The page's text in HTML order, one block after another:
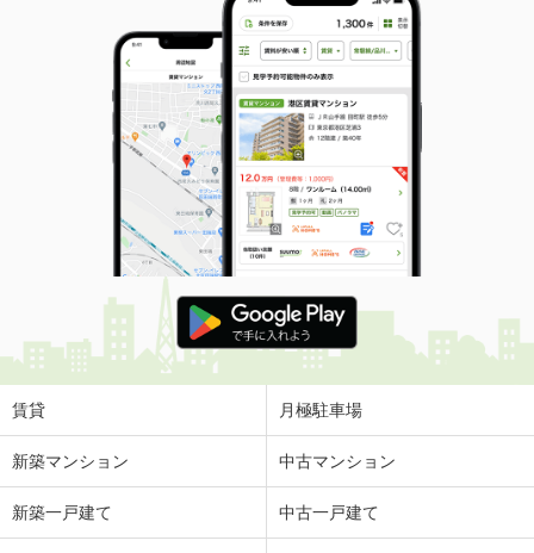
51.69m²
間取り
1LDK
島根県安来市安来町
価 格
5.05万円
住 所
島根県安来市安来町
専有面積 51.67m²
間取り
2DK
島根県大田市大田町大田
価 格
6.20万円
住 所
島根県大田市大田町大田
専有面積
島根県出雲市小山町
5.70万円
賃貸 月極駐車場
新築マンション 中古マンション
新築一戸建て 中古一戸建て